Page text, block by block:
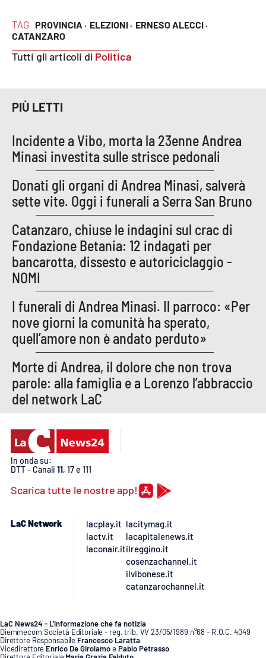
STREAMING
LaC TV
EDIZIONI
LOCALI
Catanzaro
Crotone
Vibo Valentia
Reggio Calabria
Cosenza
Lamezia Terme
PROGETTI
SPECIALI
LA
CALABRIAVISIONE
Destinazioni
Eventi
LAC
NETWORK
TAG PROVINCIA · ELEZIONI · ERNESO ALECCI ·
CATANZARO
Tutti gli articoli di Politica
PIÙ LETTI
Incidente a Vibo, morta la 23enne Andrea
Minasi investita sulle strisce pedonali
Donati gli organi di Andrea Minasi, salverà
sette vite. Oggi i funerali a Serra San Bruno
Catanzaro, chiuse le indagini sul crac di
Fondazione Betania: 12 indagati per
bancarotta, dissesto e autoriciclaggio -
NOMI
I funerali di Andrea Minasi. Il parroco: «Per
nove giorni la comunità ha sperato,
quell’amore non è andato perduto»
Morte di Andrea, il dolore che non trova
parole: alla famiglia e a Lorenzo l’abbraccio
del network LaC
In onda su:
DTT - Canali 11, 17 e 111
Scarica tutte le nostre app!
LaC Network
lacplay.it
lactv.it
laconair.it
lacitymag.it
lacapitalenews.it
ilreggino.it
cosenzachannel.it
ilvibonese.it
catanzarochannel.it
LaC News24 - L’informazione che fa notizia
Diemmecom Società Editoriale - reg. trib. VV 23/05/1989 n°68 - R.O.C. 4049
Direttore Responsabile Francesco Laratta
Vicedirettore Enrico De GirolamoePablo Petrasso